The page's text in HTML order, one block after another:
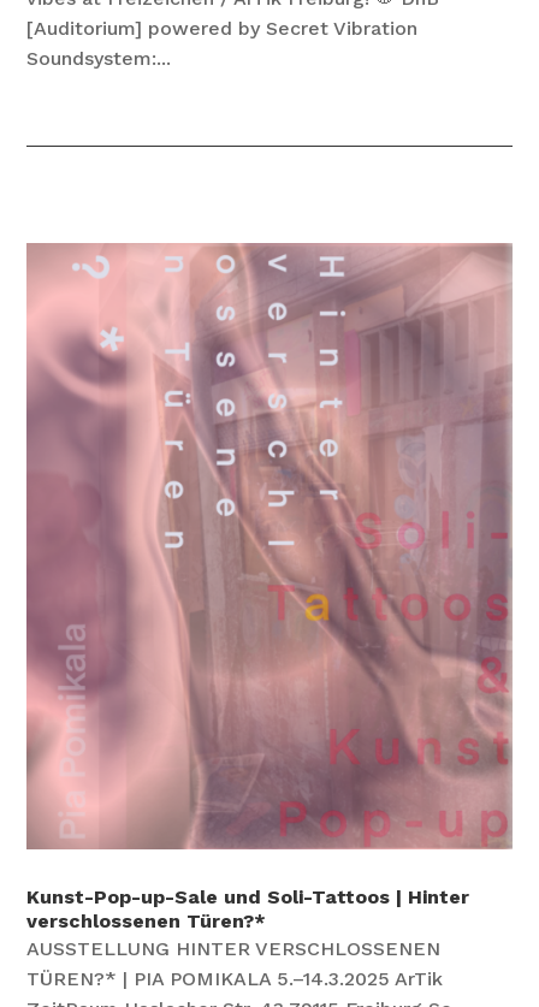
[Auditorium] powered by Secret Vibration
Soundsystem:...
Kunst-Pop-up-Sale und Soli-Tattoos | Hinter
verschlossenen Türen?*
AUSSTELLUNG HINTER VERSCHLOSSENEN
TÜREN?* | PIA POMIKALA 5.–14.3.2025 ArTik